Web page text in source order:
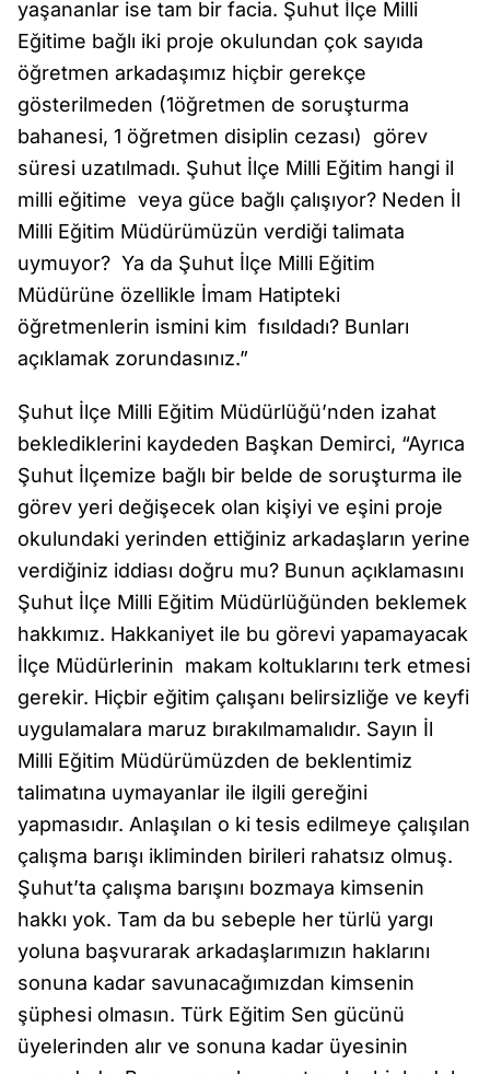
yaşananlar ise tam bir facia. Şuhut İlçe Milli
Eğitime bağlı iki proje okulundan çok sayıda
öğretmen arkadaşımız hiçbir gerekçe
gösterilmeden (1öğretmen de soruşturma
bahanesi, 1 öğretmen disiplin cezası) görev
süresi uzatılmadı. Şuhut İlçe Milli Eğitim hangi il
milli eğitime veya güce bağlı çalışıyor? Neden İl
Milli Eğitim Müdürümüzün verdiği talimata
uymuyor? Ya da Şuhut İlçe Milli Eğitim
Müdürüne özellikle İmam Hatipteki
öğretmenlerin ismini kim fısıldadı? Bunları
açıklamak zorundasınız.”
Şuhut İlçe Milli Eğitim Müdürlüğü’nden izahat
beklediklerini kaydeden Başkan Demirci, “Ayrıca
Şuhut İlçemize bağlı bir belde de soruşturma ile
görev yeri değişecek olan kişiyi ve eşini proje
okulundaki yerinden ettiğiniz arkadaşların yerine
verdiğiniz iddiası doğru mu? Bunun açıklamasını
Şuhut İlçe Milli Eğitim Müdürlüğünden beklemek
hakkımız. Hakkaniyet ile bu görevi yapamayacak
İlçe Müdürlerinin makam koltuklarını terk etmesi
gerekir. Hiçbir eğitim çalışanı belirsizliğe ve keyfi
uygulamalara maruz bırakılmamalıdır. Sayın İl
Milli Eğitim Müdürümüzden de beklentimiz
talimatına uymayanlar ile ilgili gereğini
yapmasıdır. Anlaşılan o ki tesis edilmeye çalışılan
çalışma barışı ikliminden birileri rahatsız olmuş.
Şuhut’ta çalışma barışını bozmaya kimsenin
hakkı yok. Tam da bu sebeple her türlü yargı
yoluna başvurarak arkadaşlarımızın haklarını
sonuna kadar savunacağımızdan kimsenin
şüphesi olmasın. Türk Eğitim Sen gücünü
üyelerinden alır ve sonuna kadar üyesinin